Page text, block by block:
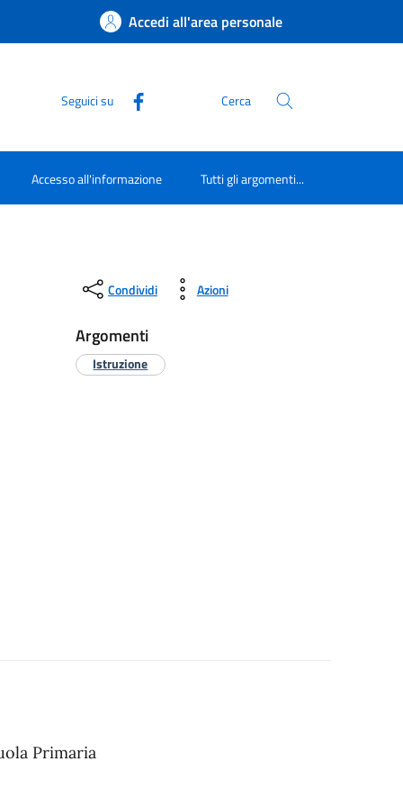
Accedi all'area personale
Seguici su Cerca
Accesso all'informazione Tutti gli argomenti...
Condividi Azioni
Argomenti
Istruzione
Primaria